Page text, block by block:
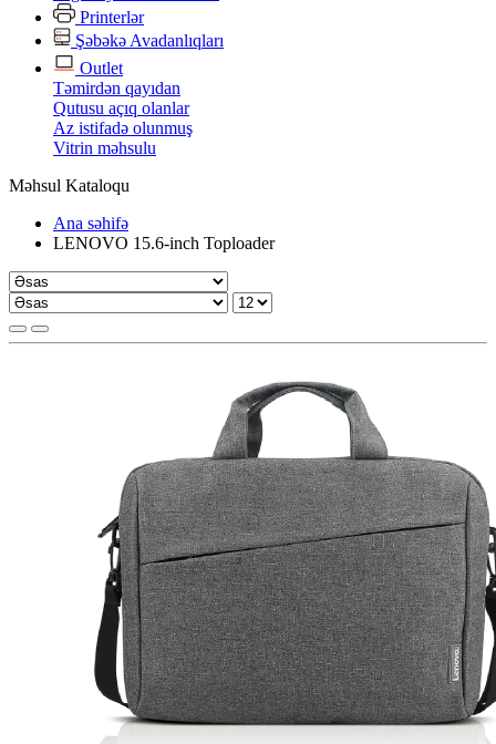
Printerlər
Şəbəkə Avadanlıqları
Outlet
Təmirdən qayıdan
Qutusu açıq olanlar
Az istifadə olunmuş
Vitrin məhsulu
Məhsul Kataloqu
Ana səhifə
LENOVO 15.6-inch Toploader